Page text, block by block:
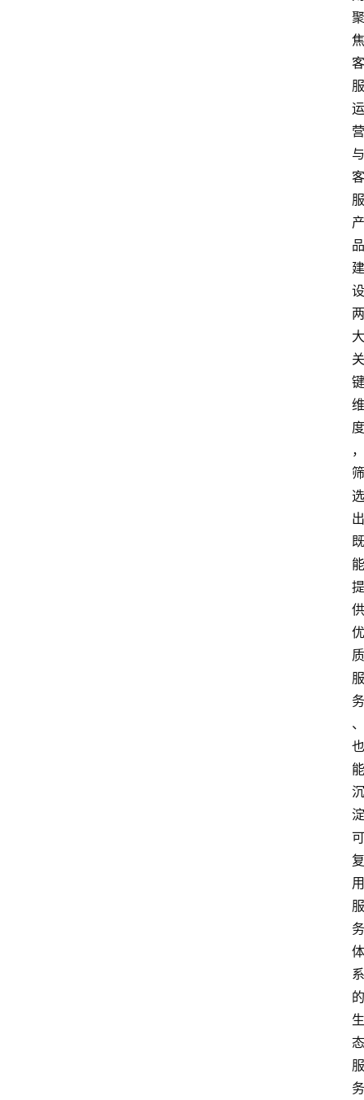
聚
焦
客
服
运
营
与
客
服
产
品
建
设
两
大
关
键
维
度
，
筛
选
出
既
能
提
供
优
质
服
务
、
也
能
沉
淀
可
复
用
服
务
体
系
的
生
态
服
务